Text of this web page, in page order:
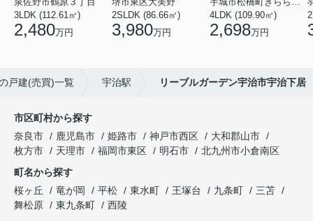
3LDK (112.61㎡)
2,480万円
2SLDK (86.66㎡)
3,980万円
4LDK (109.90㎡)
2,698万円
戸建(売買)一覧 宇治駅 リーブルガーデン宇治市宇治下居
市区町村から探す
奈良市
鹿児島市 姫路市 神戸市西区
大和郡山市
枚方市
天理市 福岡市東区 明石市
北九州市小倉南区
町名から探す
桜ヶ丘
竜が岡 平松 東水町 王塚台 九条町
三苫
舞松原
東九条町
西陵